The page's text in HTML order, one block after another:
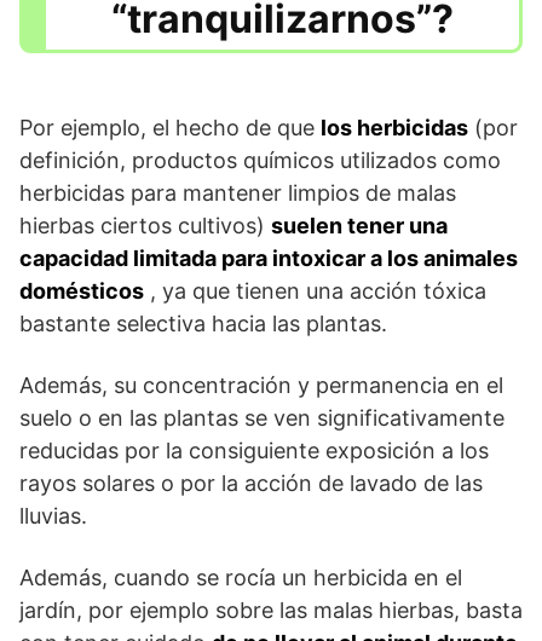
“tranquilizarnos”?
Por ejemplo, el hecho de que los herbicidas (por
definición, productos químicos utilizados como
herbicidas para mantener limpios de malas
hierbas ciertos cultivos) suelen tener una
capacidad limitada para intoxicar a los animales
domésticos , ya que tienen una acción tóxica
bastante selectiva hacia las plantas.
Además, su concentración y permanencia en el
suelo o en las plantas se ven significativamente
reducidas por la consiguiente exposición a los
rayos solares o por la acción de lavado de las
lluvias.
Además, cuando se rocía un herbicida en el
jardín, por ejemplo sobre las malas hierbas, basta